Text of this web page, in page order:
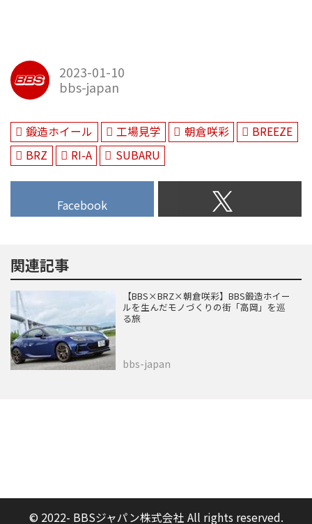
2023-01-10
bbs-japan
鍛造ホイール 工場見学 朝倉咲彩
BREEZE
BRZ
RI-A SUBARU
Facebook
関連記事
【BBS×BRZ×朝倉咲彩】BBS鍛造ホイー
ルを生んだモノづくりの街「高岡」を巡
る旅
bbs-japan
© 2022- BBSジャパン株式会社 All rights reserved.